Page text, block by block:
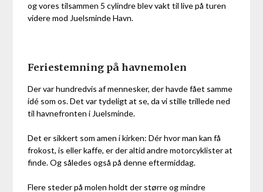
og vores tilsammen 5 cylindre blev vakt til live på turen
videre mod Juelsminde Havn.
Feriestemning på havnemolen
Der var hundredvis af mennesker, der havde fået samme
idé som os. Det var tydeligt at se, da vi stille trillede ned
til havnefronten i Juelsminde.
Det er sikkert som amen i kirken: Dér hvor man kan få
frokost, is eller kaffe, er der altid andre motorcyklister at
finde. Og således også på denne eftermiddag.
Flere steder på molen holdt der større og mindre